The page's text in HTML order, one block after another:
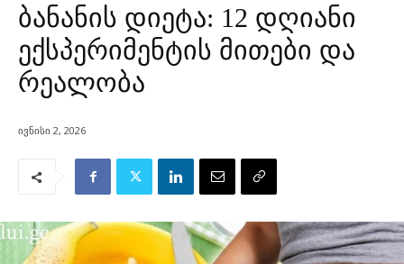
ბანანის დიეტა: 12 დღიანი
ექსპერიმენტის მითები და
რეალობა
ივნისი 2, 2026